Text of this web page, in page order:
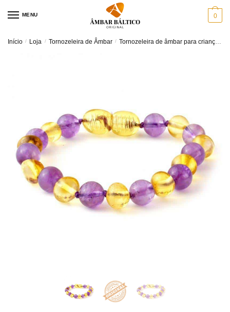
MENU 0
Início / Loja / Tornozeleira de Âmbar / Tornozeleira de âmbar para criança